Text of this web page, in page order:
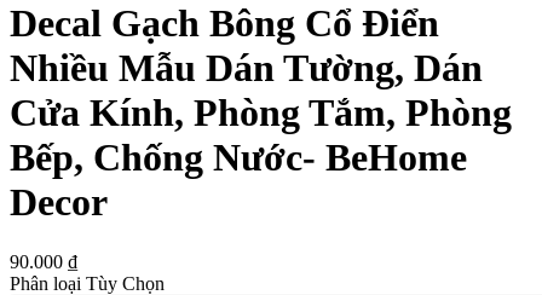
Decal Gạch Bông Cổ Điển
Nhiều Mẫu Dán Tường, Dán
Cửa Kính, Phòng Tắm, Phòng
Bếp, Chống Nước- BeHome
Decor
90.000 ₫
Phân loại Tùy Chọn